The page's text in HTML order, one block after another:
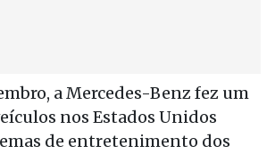
a Mercedes-Benz fez um
nos Estados Unidos
de entretenimento dos